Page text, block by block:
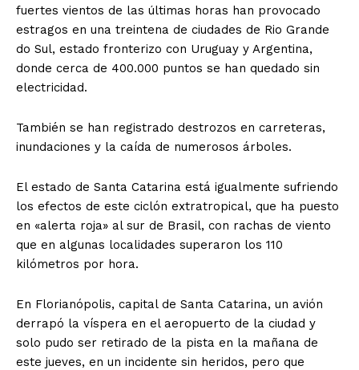
fuertes vientos de las últimas horas han provocado
estragos en una treintena de ciudades de Rio Grande
do Sul, estado fronterizo con Uruguay y Argentina,
donde cerca de 400.000 puntos se han quedado sin
electricidad.
También se han registrado destrozos en carreteras,
inundaciones y la caída de numerosos árboles.
El estado de Santa Catarina está igualmente sufriendo
los efectos de este ciclón extratropical, que ha puesto
en «alerta roja» al sur de Brasil, con rachas de viento
que en algunas localidades superaron los 110
kilómetros por hora.
En Florianópolis, capital de Santa Catarina, un avión
derrapó la víspera en el aeropuerto de la ciudad y
solo pudo ser retirado de la pista en la mañana de
este jueves, en un incidente sin heridos, pero que